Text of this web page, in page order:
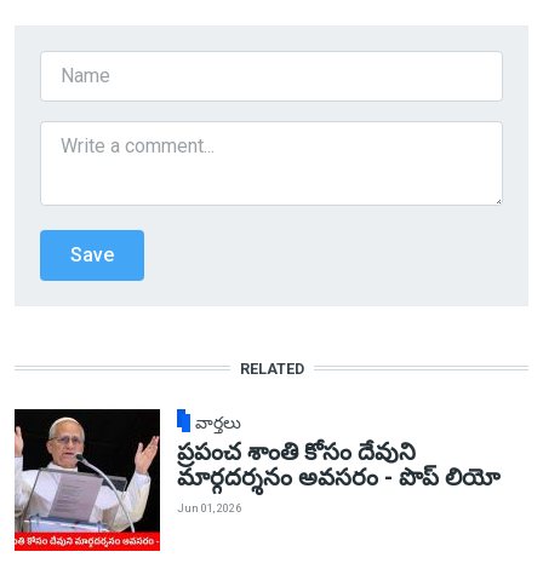
RELATED
వార్తలు
ప్రపంచ శాంతి కోసం దేవుని
మార్గదర్శనం అవసరం - పొప్ లియో
Jun 01, 2026